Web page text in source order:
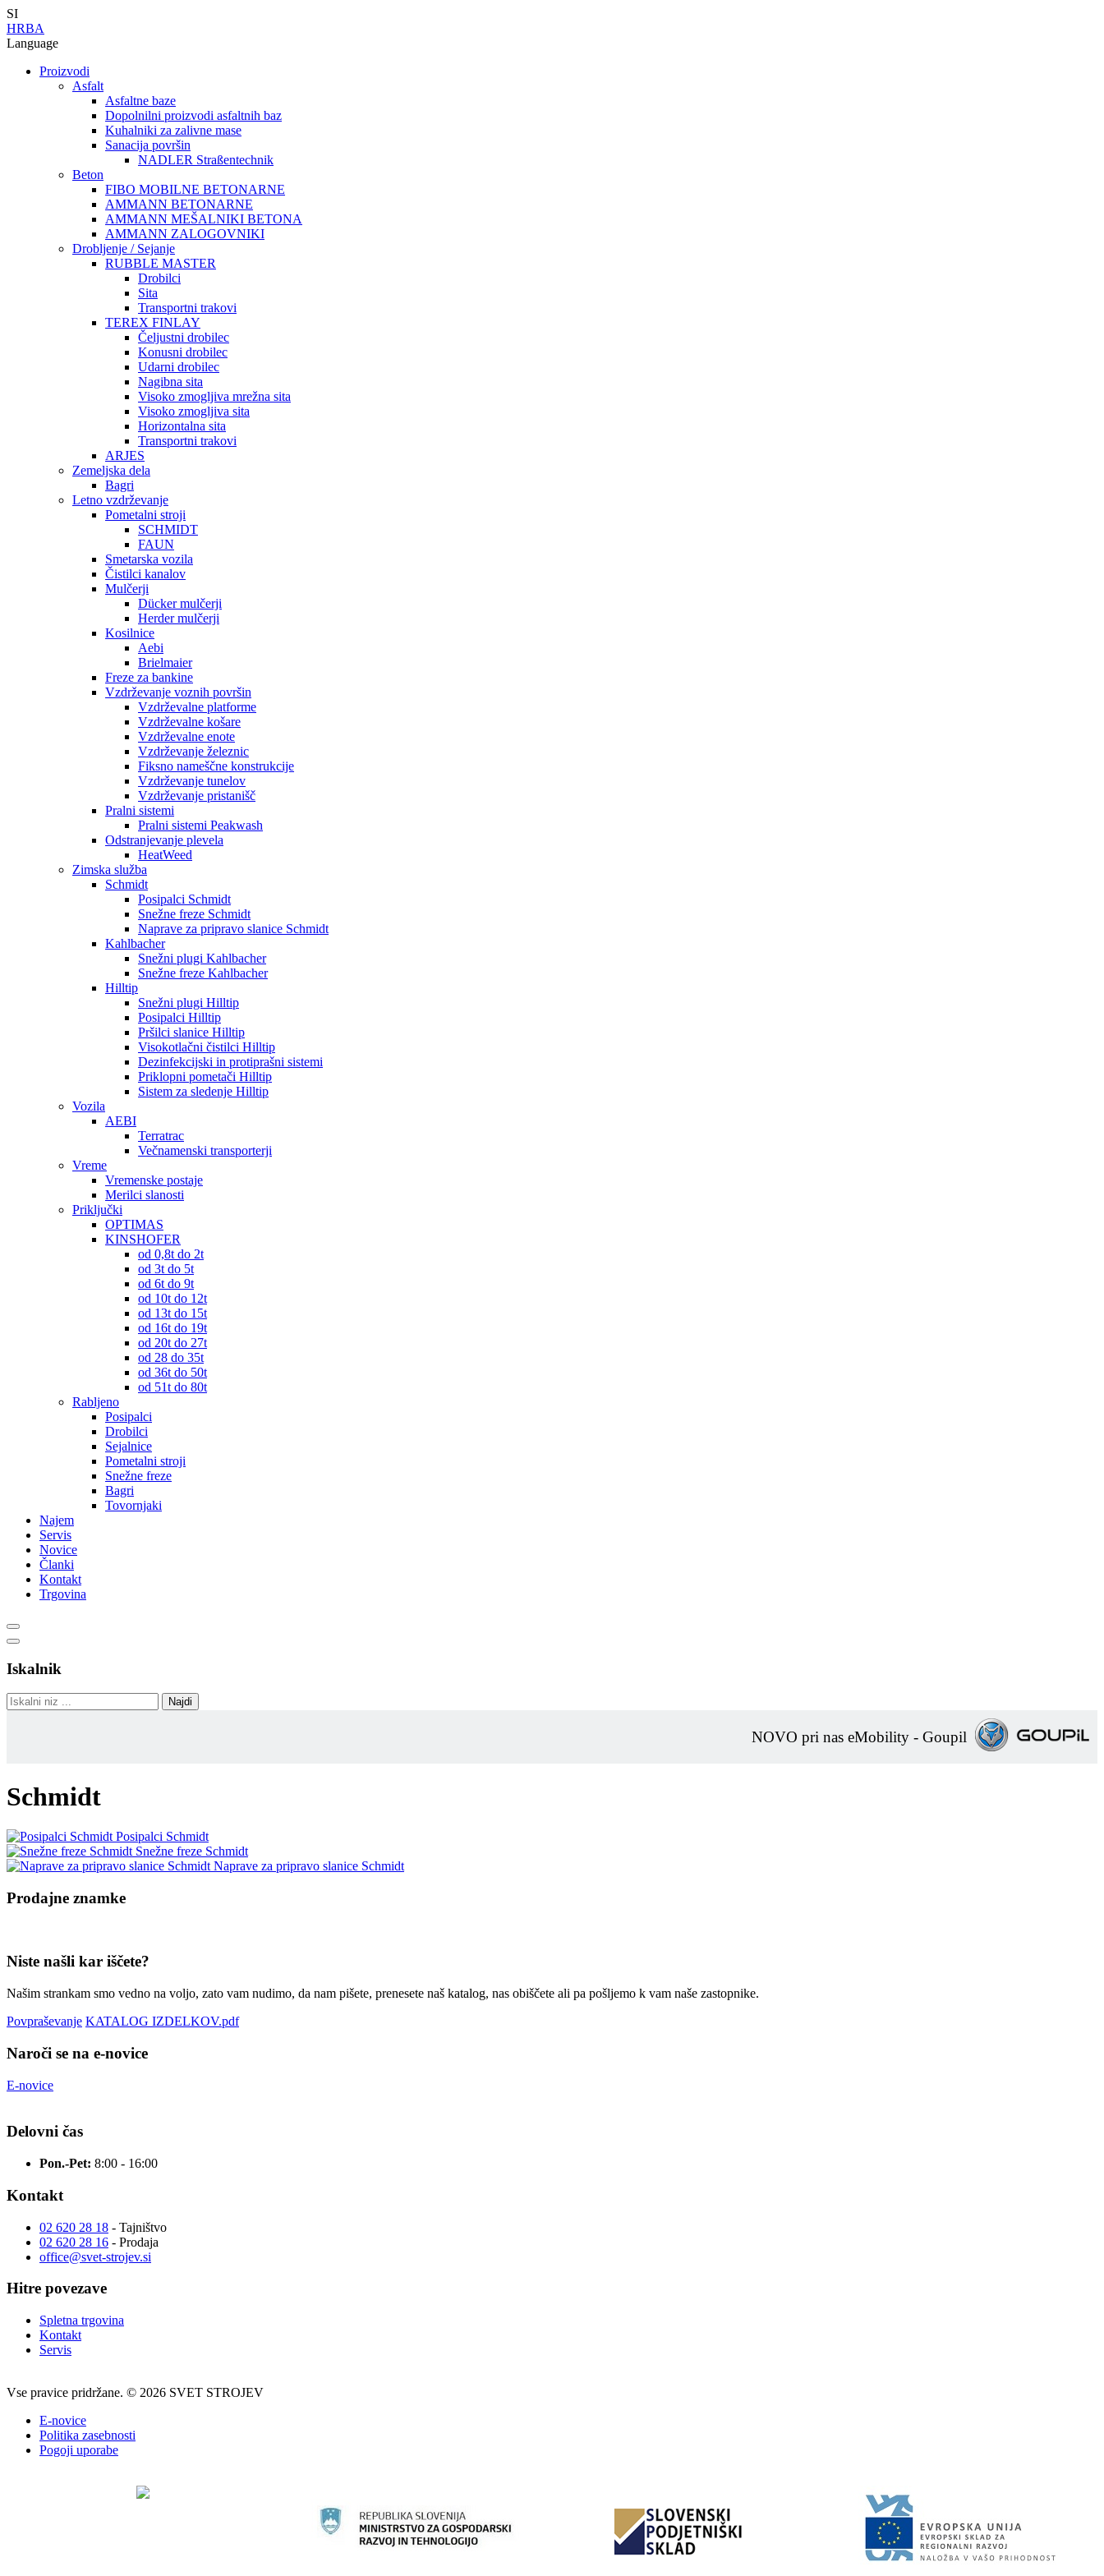
SI
HRBA
Language
Proizvodi
Asfalt
Asfaltne baze
Dopolnilni proizvodi asfaltnih baz
Kuhalniki za zalivne mase
Sanacija površin
NADLER Straßentechnik
Beton
FIBO MOBILNE BETONARNE
AMMANN BETONARNE
AMMANN MEŠALNIKI BETONA
AMMANN ZALOGOVNIKI
Drobljenje / Sejanje
RUBBLE MASTER
Drobilci
Sita
Transportni trakovi
TEREX FINLAY
Čeljustni drobilec
Konusni drobilec
Udarni drobilec
Nagibna sita
Visoko zmogljiva mrežna sita
Visoko zmogljiva sita
Horizontalna sita
Transportni trakovi
ARJES
Zemeljska dela
Bagri
Letno vzdrževanje
Pometalni stroji
SCHMIDT
FAUN
Smetarska vozila
Čistilci kanalov
Mulčerji
Dücker mulčerji
Herder mulčerji
Kosilnice
Aebi
Brielmaier
Freze za bankine
Vzdrževanje voznih površin
Vzdrževalne platforme
Vzdrževalne košare
Vzdrževalne enote
Vzdrževanje železnic
Fiksno nameščne konstrukcije
Vzdrževanje tunelov
Vzdrževanje pristanišč
Pralni sistemi
Pralni sistemi Peakwash
Odstranjevanje plevela
HeatWeed
Zimska služba
Schmidt
Posipalci Schmidt
Snežne freze Schmidt
Naprave za pripravo slanice Schmidt
Kahlbacher
Snežni plugi Kahlbacher
Snežne freze Kahlbacher
Hilltip
Snežni plugi Hilltip
Posipalci Hilltip
Pršilci slanice Hilltip
Visokotlačni čistilci Hilltip
Dezinfekcijski in protiprašni sistemi
Priklopni pometači Hilltip
Sistem za sledenje Hilltip
Vozila
AEBI
Terratrac
Večnamenski transporterji
Vreme
Vremenske postaje
Merilci slanosti
Priključki
OPTIMAS
KINSHOFER
od 0,8t do 2t
od 3t do 5t
od 6t do 9t
od 10t do 12t
od 13t do 15t
od 16t do 19t
od 20t do 27t
od 28 do 35t
od 36t do 50t
od 51t do 80t
Rabljeno
Posipalci
Drobilci
Sejalnice
Pometalni stroji
Snežne freze
Bagri
Tovornjaki
Najem
Servis
Novice
Članki
Kontakt
Trgovina
Iskalnik
NOVO pri nas eMobility - Goupil
Schmidt
Posipalci Schmidt
Snežne freze Schmidt
Naprave za pripravo slanice Schmidt
Prodajne znamke
Niste našli kar iščete?
Našim strankam smo vedno na voljo, zato vam nudimo, da nam pišete, prenesete naš katalog, nas obiščete ali pa pošljemo k vam naše zastopnike.
Povpraševanje KATALOG IZDELKOV.pdf
Naroči se na e-novice
E-novice
Delovni čas
Pon.-Pet: 8:00 - 16:00
Kontakt
02 620 28 18 - Tajništvo
02 620 28 16 - Prodaja
office@svet-strojev.si
Hitre povezave
Spletna trgovina
Kontakt
Servis
Vse pravice pridržane. © 2026 SVET STROJEV
E-novice
Politika zasebnosti
Pogoji uporabe